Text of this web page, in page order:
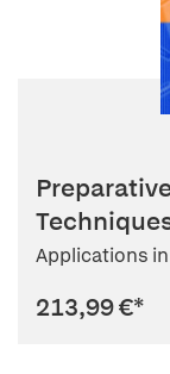
Applications
213,99 €*